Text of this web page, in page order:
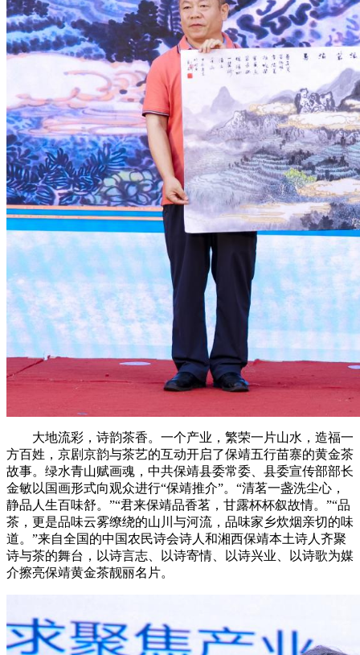
大地流彩，诗韵茶香。一个产业，繁荣一片山水，造福一
方百姓，京剧京韵与茶艺的互动开启了保靖五行苗寨的黄金茶
故事。绿水青山赋画魂，中共保靖县委常委、县委宣传部部长
金敏以国画形式向观众进行“保靖推介”。“清茗一盏洗尘心，
静品人生百味舒。”“君来保靖品香茗，甘露杯杯叙故情。”“品
茶，更是品味云雾缭绕的山川与河流，品味家乡炊烟亲切的味
道。”来自全国的中国农民诗会诗人和湘西保靖本土诗人齐聚
诗与茶的舞台，以诗言志、以诗寄情、以诗兴业、以诗歌为媒
介擦亮保靖黄金茶靓丽名片。